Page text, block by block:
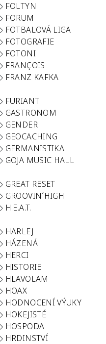
FOLTYN
FORUM
FOTBALOVÁ LIGA
FOTOGRAFIE
FOTONI
FRANÇOIS
FRANZ KAFKA
FURIANT
GASTRONOM
GENDER
GEOCACHING
GERMANISTIKA
GOJA MUSIC HALL
GREAT RESET
GROOVIN´HIGH
H.E.A.T.
HARLEJ
HÁZENÁ
HERCI
HISTORIE
HLAVOLAM
HOAX
HODNOCENÍ VÝUKY
HOKEJISTÉ
HOSPODA
HRDINSTVÍ